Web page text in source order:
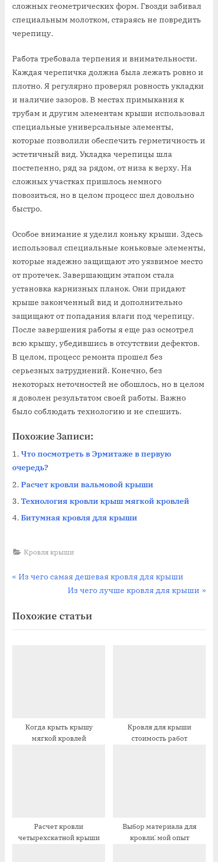
сложных геометрических форм. Гвозди забивал
специальным молотком, стараясь не повредить
черепицу.
Работа требовала терпения и внимательности.
Каждая черепичка должна была лежать ровно и
плотно. Я регулярно проверял ровность укладки
и наличие зазоров. В местах примыкания к
трубам и другим элементам крыши использовал
специальные универсальные элементы,
которые позволили обеспечить герметичность и
эстетичный вид. Укладка черепицы шла
постепенно, ряд за рядом, от низа к верху. На
сложных участках пришлось немного
повозиться, но в целом процесс шел довольно
быстро.
Особое внимание я уделил коньку крыши. Здесь
использовал специальные коньковые элементы,
которые надежно защищают это уязвимое место
от протечек. Завершающим этапом стала
установка карнизных планок. Они придают
крыше законченный вид и дополнительно
защищают от попадания влаги под черепицу.
После завершения работы я еще раз осмотрел
всю крышу, убедившись в отсутствии дефектов.
В целом, процесс ремонта прошел без
серьезных затруднений. Конечно, без
некоторых неточностей не обошлось, но в целом
я доволен результатом своей работы. Важно
было соблюдать технологию и не спешить.
Похожие Записи:
Что посмотреть в Эрмитаже в первую
очередь?
Расчет кровли вальмовой крыши
Технология кровли крыш мягкой кровлей
Битумная кровля для крыши
Кровля крыши
Навигация
записям
П
д
ы
Из чего самая дешевая кровля для крыши
С
е
д
а
п
Из чего лучше кровля для крыши
Похожие статьи
Когда крыть крышу
мягкой кровлей
Кровля для крыши
стоимость работ
Расчет кровли
четырехскатной крыши
Выбор материала для
кровли⁚ мой опыт